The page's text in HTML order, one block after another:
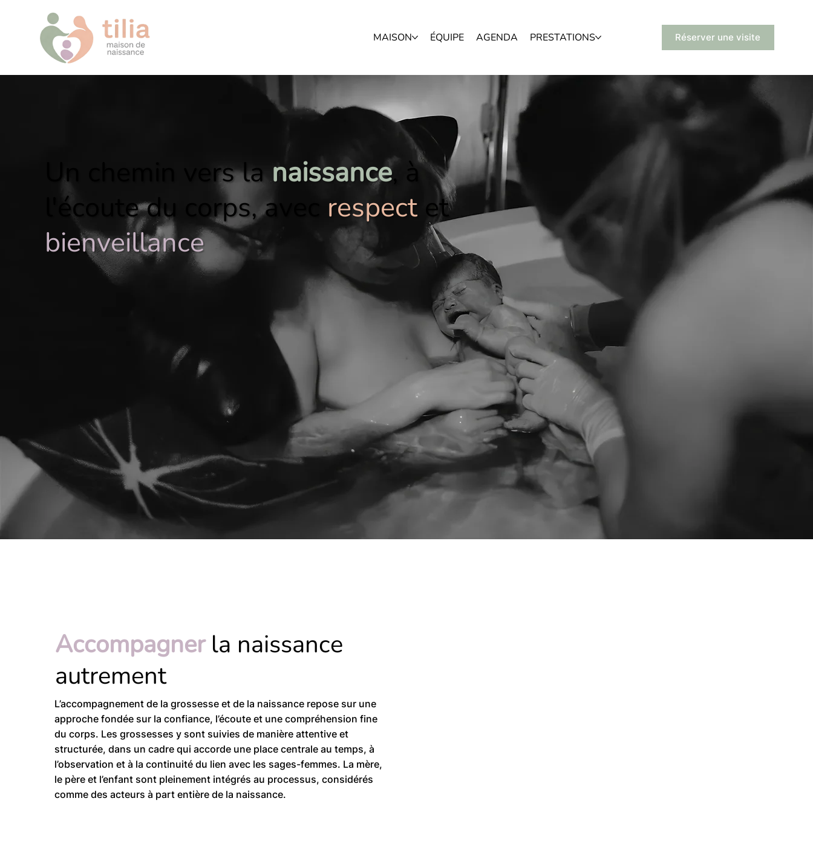
Réserver une visite
MAISON ÉQUIPE AGENDA PRESTATIONS
Un chemin vers la naissance, à
l'écoutedu corps, avec respect et
bienveillance
Accompagner la naissance
autrement
L’accompagnement de la grossesse et de la naissance repose sur une
approche fondée sur la confiance, l’écoute et une compréhension fine
du corps. Les grossesses y sont suivies de manière attentive et
structurée, dans un cadre qui accorde une place centrale au temps, à
l’observation et à la continuité du lien avec les sages-femmes. La mère,
le père et l’enfant sont pleinement intégrés au processus, considérés
comme des acteurs à part entière de la naissance.